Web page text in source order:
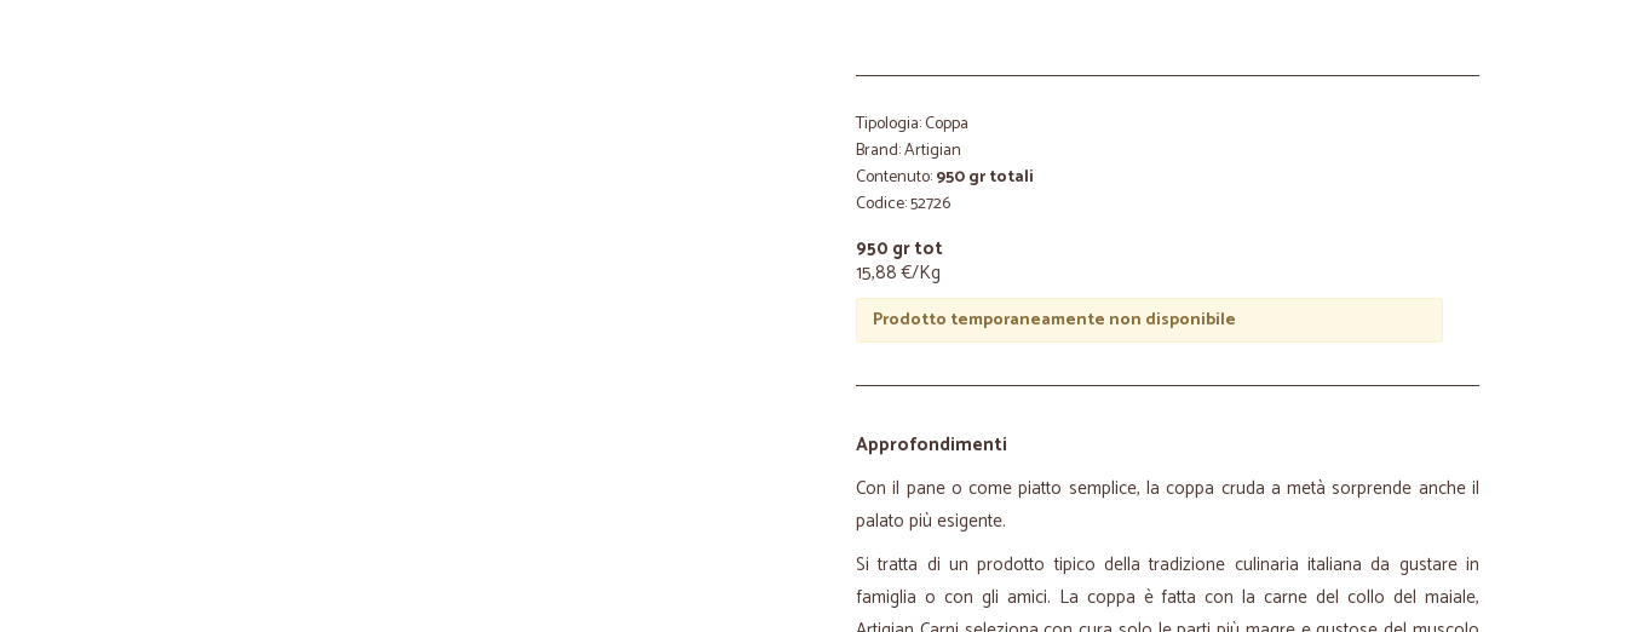
Tipologia: Coppa
Brand: Artigian
Contenuto:950 gr totali
Codice: 52726
950 gr tot
15,88 €/Kg
Prodotto temporaneamente non disponibile
Approfondimenti
Con il pane o come piatto semplice, la coppa cruda a metà sorprende anche il
palato più esigente.
Si tratta di un prodotto tipico della tradizione culinaria italiana da gustare in
famiglia o con gli amici. La coppa è fatta con la carne del collo del maiale,